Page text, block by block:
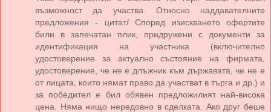
възможност да участва. Относно наддавателните
предложения - цитат/ Според изискването офертите
били в запечатан плик, придружени с документи за
идентификация на участника (включително
удостоверение за актуално състояние на фирмата,
удостоверение, че не е длъжник към държавата, че не е
от лицата, които нямат право да участват в търга и др.) и
за победител е бил обявен предложилият най-висока
цена. Няма нищо нередовно в сделката. Ако друг беше